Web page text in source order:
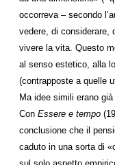
occorreva – secondo
vedere, di considerare,
vivere la vita. Questo
al senso estetico, alla
(contrapposte a quelle
Ma idee simili erano già
Con Essere e tempo
conclusione che il
caduto in una sorta di